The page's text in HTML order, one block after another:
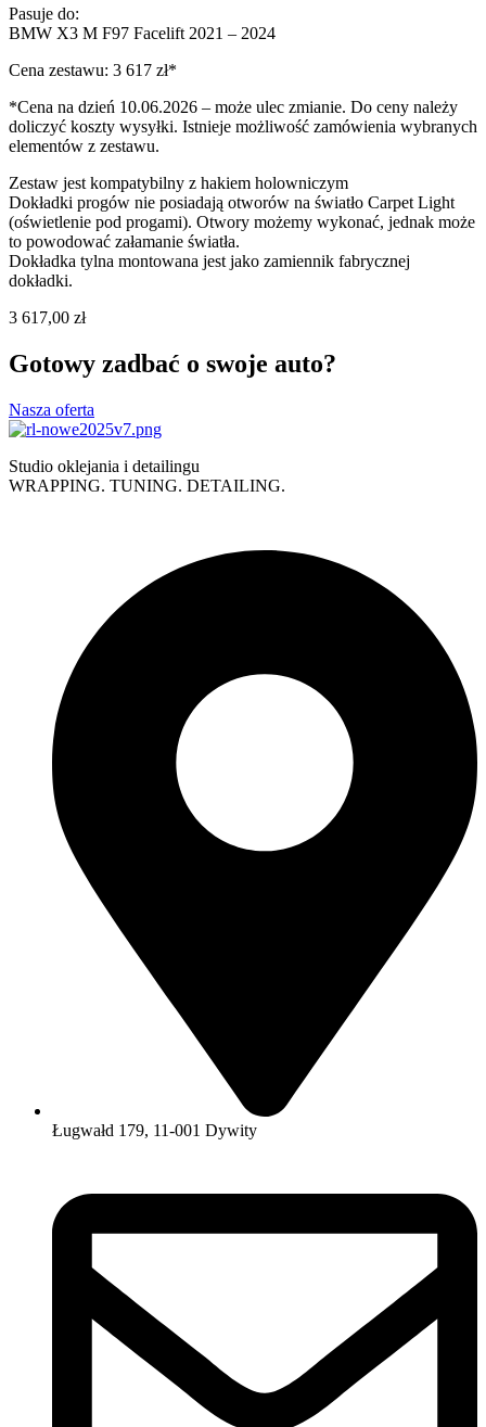
Pasuje do:
BMW X3 M F97 Facelift 2021 – 2024
Cena zestawu: 3 617 zł*
*Cena na dzień 10.06.2026 – może ulec zmianie. Do ceny należy
doliczyć koszty wysyłki. Istnieje możliwość zamówienia wybranych
elementów z zestawu.
Zestaw jest kompatybilny z hakiem holowniczym
Dokładki progów nie posiadają otworów na światło Carpet Light
(oświetlenie pod progami). Otwory możemy wykonać, jednak może
to powodować załamanie światła.
Dokładka tylna montowana jest jako zamiennik fabrycznej
dokładki.
3 617,00 zł
Gotowy zadbać o swoje auto?
Nasza oferta
Studio oklejania i detailingu
WRAPPING. TUNING. DETAILING.
Ługwałd 179, 11-001 Dywity